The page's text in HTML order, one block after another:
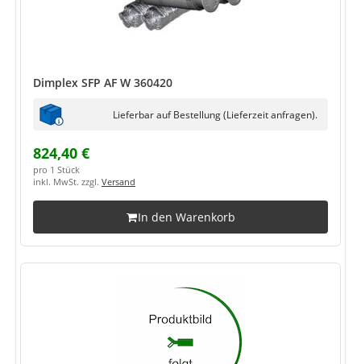
Dimplex SFP AF W 360420
Lieferbar auf Bestellung (Lieferzeit anfragen).
824,40 €
pro 1 Stück
inkl. MwSt. zzgl. Versand
In den Warenkorb